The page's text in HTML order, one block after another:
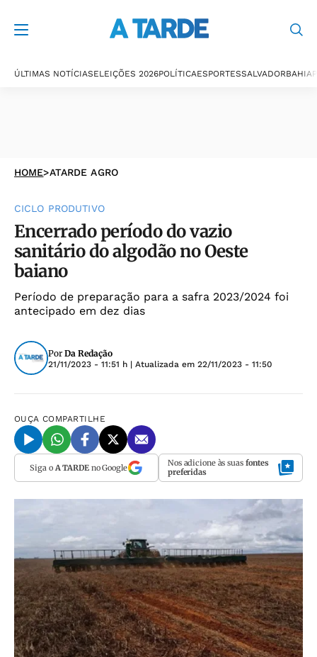
ÚLTIMAS NOTÍCIASELEIÇÕES 2026POLÍTICAESPORTESSALVADORBAHIA
HOME>ATARDE AGRO
CICLO PRODUTIVO
Encerrado período do vazio
sanitário do algodão no Oeste
baiano
Período de preparação para a safra 2023/2024 foi
antecipado em dez dias
Por Da Redação
21/11/2023 - 11:51 h | Atualizada em 22/11/2023 - 11:50
OUÇA COMPARTILHE
Siga o A TARDEno Google Nos adicione às suas fontes
preferidas